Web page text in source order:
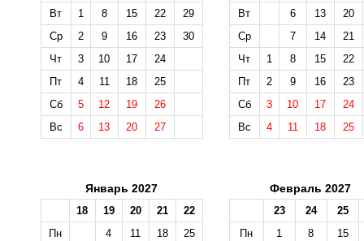
Вт
1 8 15 22
29
Ср
2 9 16 23
30
Чт
3 10 17
24
Пт
4 11 18
25
Сб
5 12 19
26
Вс
6 13 20 27
Вт
6 13
20
Ср
7 14
21
Чт
1 8 15
22
Пт
2 9 16
23
Сб
3 10 17
24
Вс
4 11 18 25
Январь 2027
18 19 20 21
22
Пн
4 11 18
25
Февраль 2027
23 24
25
Пн
1 8
15